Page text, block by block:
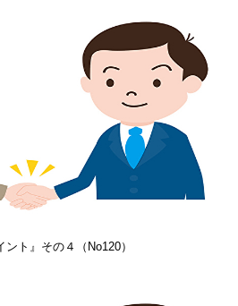
ント』その４（No120）